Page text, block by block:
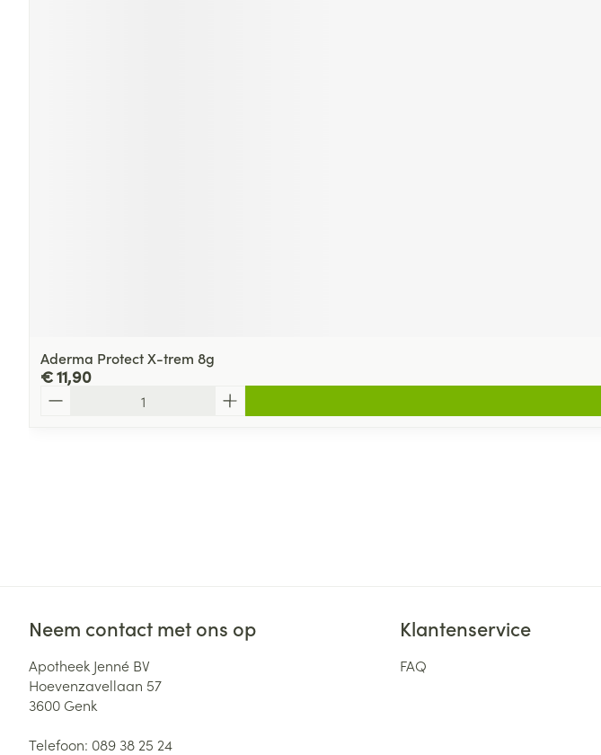
Aderma Protect X-trem 8g
€ 11,90
Neem contact met ons op
Apotheek Jenné BV
Hoevenzavellaan 57
3600 Genk
Telefoon: 089 38 25 24
Klantenservice
FAQ